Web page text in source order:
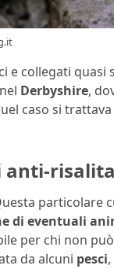
e collegati
Derbyshire,
caso si
anti-risalita
particolare
di eventuali
per chi non
da alcuni pesci